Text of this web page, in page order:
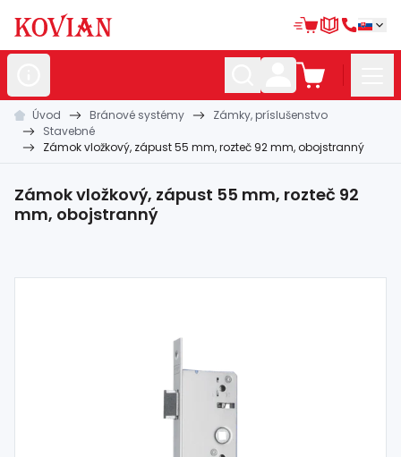
Nerezovépolotovary
Hliníkovépolotovary
Kovanépolotovary
Zábradlia amadlá
Úvod Bránové systémy
Zámky, príslušenstvo
Stavebné
Zámok vložkový, zápust 55 mm, rozteč 92 mm, obojstranný
Zámok vložkový, zápust 55 mm, rozteč 92
mm, obojstranný